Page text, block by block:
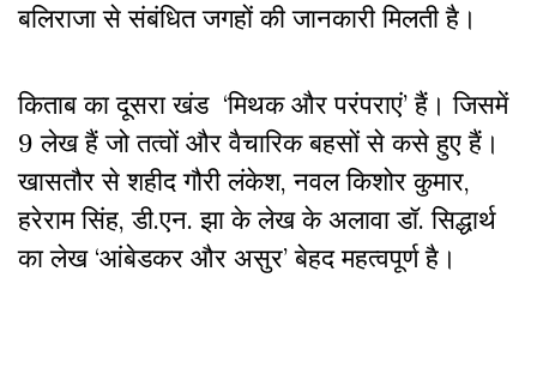
बलिराजा से संबंधित जगहों की जानकारी मिलती है।
किताब का दूसरा खंड ‘मिथक और परंपराएं’ हैं। जिसमें
9 लेख हैं जो तत्वों और वैचारिक बहसों से कसे हुए हैं।
खासतौर से शहीद गौरी लंकेश, नवल किशोर कुमार,
हरेराम सिंह, डी.एन. झा के लेख के अलावा डॉ. सिद्धार्थ
का लेख ‘आंबेडकर और असुर’ बेहद महत्वपूर्ण है।